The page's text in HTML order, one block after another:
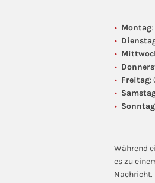
Montag
Freitag:
Sonntag
Während
es zu
Nachricht.